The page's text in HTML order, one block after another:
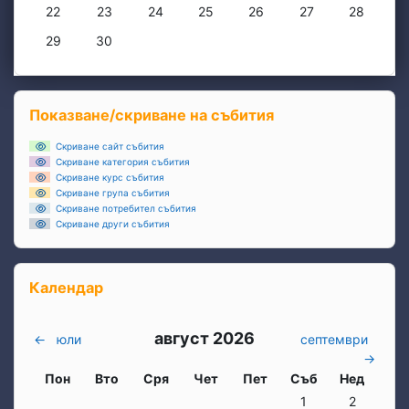
Няма събития, понеделник, 22 юни
22 Няма събития, вторник, 23 юни
23 Няма събития, сряда, 24 юни
24 Няма събития, четвъртък, 25 юни
25 Няма събития, петък, 26
26 Няма събития,
27 Няма
28
Няма събития, понеделник, 29 юни
29 Няма събития, вторник, 30 юни
30
Блокове
Прескочи Показване/скриване на събития
Показване/скриване на събития
Скриване сайт събития
Скриване категория събития
Скриване курс събития
Скриване група събития
Скриване потребител събития
Скриване други събития
Прескочи Календар
Календар
← юли август 2026
септември
→
Понеделник
Пон вторник
Вто Сряда
Сря четвъртък
Чет петък
Пет събота
Съб неделя
Нед
Няма събития,
1 Няма
2